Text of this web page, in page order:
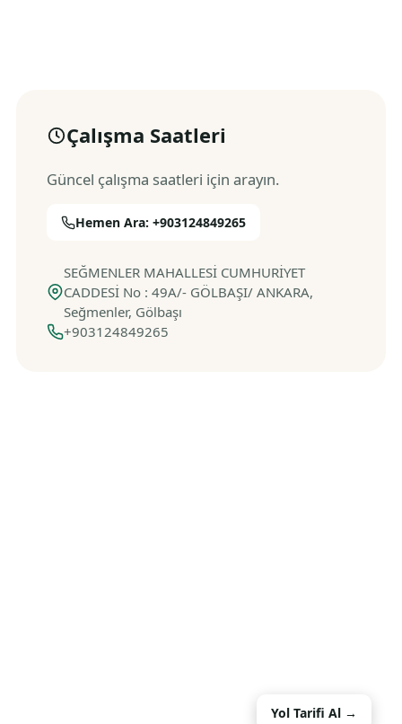
Çalışma Saatleri
Güncel çalışma saatleri için arayın.
Hemen Ara: +903124849265
SEĞMENLER MAHALLESİ CUMHURİYET
CADDESİ No : 49A/- GÖLBAŞI/ ANKARA,
Seğmenler, Gölbaşı
+903124849265
Yol Tarifi Al →